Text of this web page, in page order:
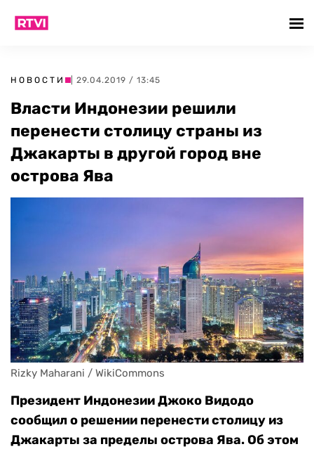
НОВОСТИ | 29.04.2019 / 13:45
Власти Индонезии решили
перенести столицу страны из
Джакарты в другой город вне
острова Ява
Rizky Maharani / WikiCommons
Президент Индонезии Джоко Видодо
сообщил о решении перенести столицу из
Джакарты за пределы острова Ява. Об этом